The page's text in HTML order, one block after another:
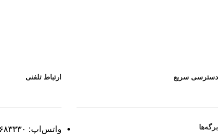
دسترسی سریع
برگه‌ها
ارتباط تلفنی
واتس‌اپ: ۰۹۳۳۰۶۸۳۳۳۰